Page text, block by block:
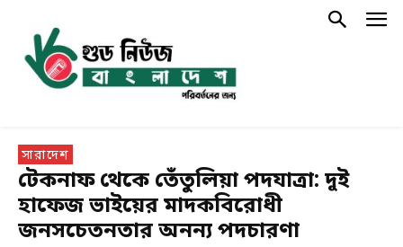
সারাদেশ
টেকনাফ থেকে তেঁতুলিয়া পদযাত্রা: দুই
হাফেজ ভাইয়ের মাদকবিরোধী
জনসচেতনতার অনন্য পদচারণা